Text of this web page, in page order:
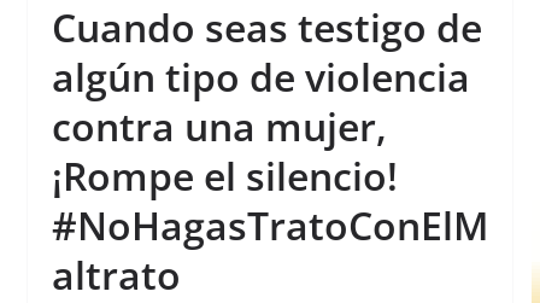
b
o
o
k
A
p
p
n
g
er
Cuando seas testigo de
algún tipo de violencia
contra una mujer,
¡Rompe el silencio!
#NoHagasTratoConElM
altrato